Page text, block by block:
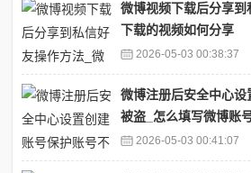
微博视频下载后分享
下载的视频如何分享
2026-05-03 00:38:37
微博注册后安全中心
被盗_怎么填写微博账
2026-05-03 00:41:07